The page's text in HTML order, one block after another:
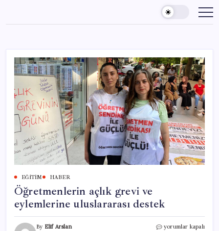
content
EĞITIM HABER
Öğretmenlerin açlık grevi ve
eylemlerine uluslararası destek
By Elif Arslan
Öğretmenlerin
yorumlar kapalı